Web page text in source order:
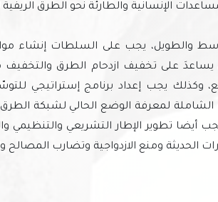
الإنسانية والطارئة نحو الطرق الريفية
والطويل، يجب على السلطات إنشاء
على تخفيف ازدحام الطرق والتخفيف
وكذلك يجب إعداد برنامج إستراتيجي
لمعرفة الوضع الحالي لشبكة الطرق،
أيضا تطوير الإطار التشريعي
الحديثة ومنع الازدواجية وتضارب المصالح